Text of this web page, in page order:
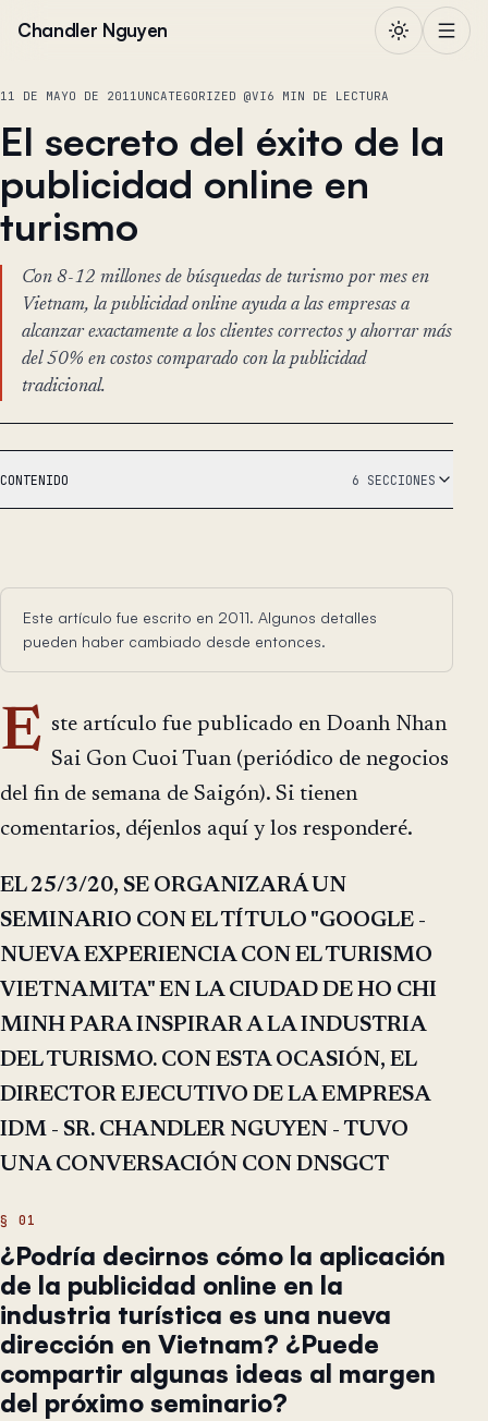
Chandler Nguyen
11 DE MAYO DE 2011UNCATEGORIZED @VI6 MIN DE LECTURA
El secreto del éxito de la
publicidad online en
turismo
Con 8-12 millones de búsquedas de turismo por mes en
Vietnam, la publicidad online ayuda a las empresas a
alcanzar exactamente a los clientes correctos y ahorrar más
del 50% en costos comparado con la publicidad
tradicional.
CONTENIDO 6 SECCIONES
Este artículo fue escrito en 2011. Algunos detalles
pueden haber cambiado desde entonces.
E ste artículo fue publicado en Doanh Nhan
Sai Gon Cuoi Tuan (periódico de negocios
del fin de semana de Saigón). Si tienen
comentarios, déjenlos aquí y los responderé.
EL 25/3/20, SE ORGANIZARÁ UN
SEMINARIO CON EL TÍTULO "GOOGLE -
NUEVA EXPERIENCIA CON EL TURISMO
VIETNAMITA" EN LA CIUDAD DE HO CHI
MINH PARA INSPIRAR A LA INDUSTRIA
DEL TURISMO. CON ESTA OCASIÓN, EL
DIRECTOR EJECUTIVO DE LA EMPRESA
IDM - SR. CHANDLER NGUYEN - TUVO
UNA CONVERSACIÓN CON DNSGCT
¿Podría decirnos cómo la aplicación
de la publicidad online en la
industria turística es una nueva
dirección en Vietnam? ¿Puede
compartir algunas ideas al margen
del próximo seminario?